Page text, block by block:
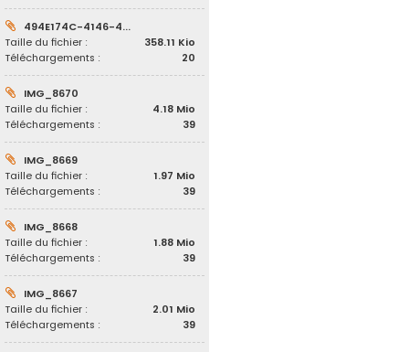
494E174C-4146-4...
Taille du fichier :
358.11 Kio
Téléchargements :
20
IMG_8670
Taille du fichier :
4.18 Mio
Téléchargements :
39
IMG_8669
Taille du fichier :
1.97 Mio
Téléchargements :
39
IMG_8668
Taille du fichier :
1.88 Mio
Téléchargements :
39
IMG_8667
Taille du fichier :
2.01 Mio
Téléchargements :
39